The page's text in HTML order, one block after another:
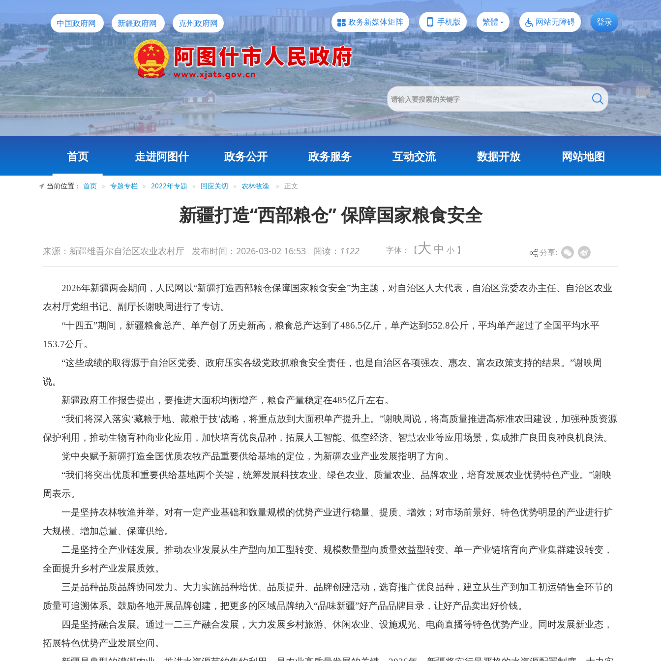
中国政府网 新疆政府网 克州政府网 政务新媒体矩阵 手机版 繁體 网站无障碍 登录
首页 走进阿图什 政务公开 政务服务 互动交流 数据开放 网站地图
当前位置： 首页 » 专题专栏 » 2022年专题 » 回应关切 » 农林牧渔 » 正文
新疆打造“西部粮仓” 保障国家粮食安全
来源：新疆维吾尔自治区农业农村厅 发布时间： 2026-03-02 16:53 阅读： 1122 字体：【大 中 小 】 分享:
2026年新疆两会期间，人民网以“新疆打造西部粮仓保障国家粮食安全”为主题，对自治区人大代表，自治区党委农办主任、自治区农业
农村厅党组书记、副厅长谢映周进行了专访。
153.7公斤。
“这些成绩的取得源于自治区党委、政府压实各级党政抓粮食安全责任，也是自治区各项强农、惠农、富农政策支持的结果。”谢映周
“我们将深入落实‘藏粮于地、藏粮于技’战略，将重点放到大面积单产提升上。”谢映周说，将高质量推进高标准农田建设，加强种质资源
保护利用，推动生物育种商业化应用，加快培育优良品种，拓展人工智能、低空经济、智慧农业等应用场景，集成推广良田良种良机良法。
“我们将突出优质和重要供给基地两个关键，统筹发展科技农业、绿色农业、质量农业、品牌农业，培育发展农业优势特色产业。”谢映
大规模、增加总量、保障供给。
二是坚持全产业链发展。推动农业发展从生产型向加工型转变、规模数量型向质量效益型转变、单一产业链培育向产业集群建设转变，
全面提升乡村产业发展质效。
三是品种品质品牌协同发力。大力实施品种培优、品质提升、品牌创建活动，选育推广优良品种，建立从生产到加工初运销售全环节的
拓展特色优势产业发展空间。
新疆是典型的灌溉农业，推进水资源节约集约利用，是农业高质量发展的关键。2026年，新疆将实行最严格的水资源配置制度，大力实
施节水工程建设和改造，建立新时代的坎儿井。同时，大力推广干播湿出、智能灌溉、水肥一体化等节水技术，最大限度提高水肥利用率。
“新疆农业农村部门将坚持产量产能、生产生态、增产增收一起抓，稳粮、优棉、强果、兴畜、促特色，持续增强粮食等重要农产品供给